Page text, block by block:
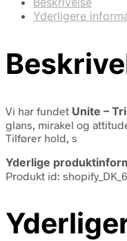
Yderligere
Vi har fundet Unite –
glans, mirakel og
Tilfører hold, s
Yderlige
Produkt id: